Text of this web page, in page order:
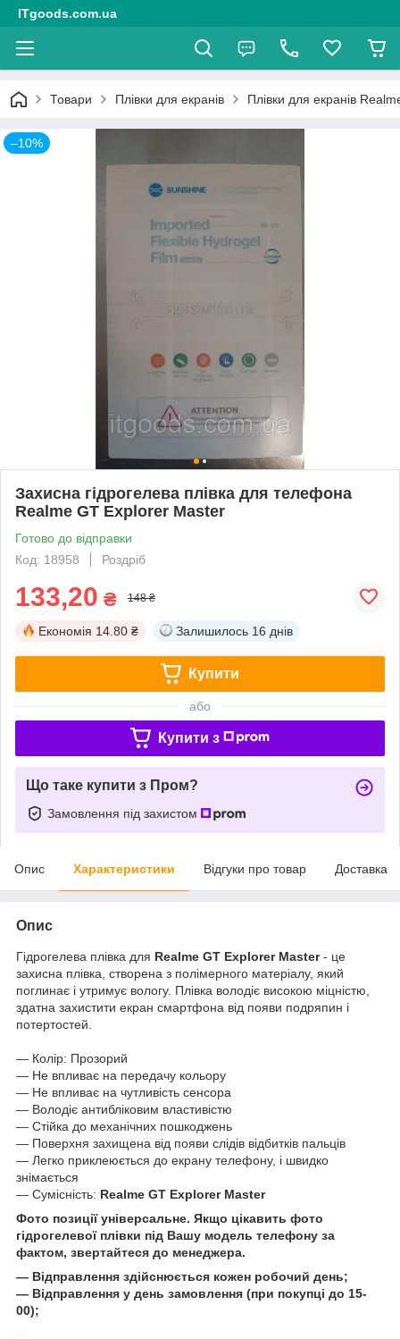
ITgoods.com.ua
Товари Плівки для екранів Плівки для екранів
–10%
Захисна гідрогелева плівка для телефона
Realme GT Explorer Master
Готово до відправки
Код: 18958
Роздріб
133,20 ₴ 148 ₴
Економія 14.80 ₴ Залишилось 16 днів
Купити
або
Купити з
Що таке купити з Пром?
Замовлення під захистом
Опис Характеристики Відгуки про товар Доставка
Опис
Гідрогелева плівка для Realme GT Explorer Master- це
захисна плівка, створена з полімерного матеріалу, який
поглинає і утримує вологу. Плівка володіє високою міцністю,
здатна захистити екран смартфона від появи подряпин і
потертостей.
― Колір: Прозорий
― Не впливає на передачу кольору
― Не впливає на чутливість сенсора
― Володіє антибліковим властивістю
― Стійка до механічних пошкоджень
― Поверхня захищена від появи слідів відбитків пальців
― Легко приклеюється до екрану телефону, і швидко
знімається
― Сумісність: Realme GT Explorer Master
Фото позиції універсальне. Якщо цікавить фото
гідрогелевої плівки під Вашу модель телефону за
фактом, звертайтеся до менеджера.
― Відправлення здійснюється кожен робочий день;
― Відправлення у день замовлення (при покупці до 15-
00);